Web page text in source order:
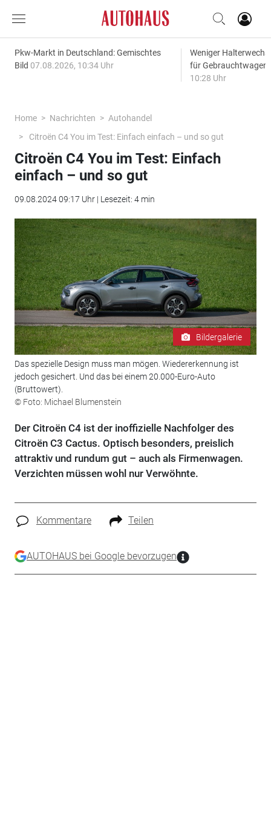
Pkw-Markt in Deutschland: Gemischtes
Bild 07.08.2026, 10:34 Uhr
Weniger
für
10:28 Uhr
Home Nachrichten
Autohandel
Citroën C4 You im Test: Einfach einfach – und so gut
Citroën C4 You im Test: Einfach
einfach – und so gut
09.08.2024 09:17 Uhr | Lesezeit: 4 min
Bildergalerie
Das spezielle Design muss man mögen. Wiedererkennung ist
jedoch gesichert. Und das bei einem 20.000-Euro-Auto
(Bruttowert).
© Foto: Michael Blumenstein
Der Citroën C4 ist der inoffizielle Nachfolger des
Citroën C3 Cactus. Optisch besonders, preislich
attraktiv und rundum gut – auch als Firmenwagen.
Verzichten müssen wohl nur Verwöhnte.
Kommentare Teilen
AUTOHAUS bei Google bevorzugen